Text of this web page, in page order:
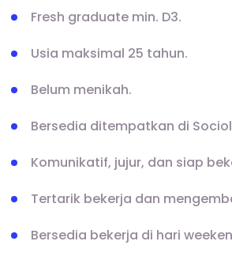
Fresh graduate min. D3.
Usia maksimal 25 tahun.
Belum menikah.
Bersedia ditempatkan di
Komunikatif, jujur, dan siap
Tertarik bekerja dan
Bersedia bekerja di hari